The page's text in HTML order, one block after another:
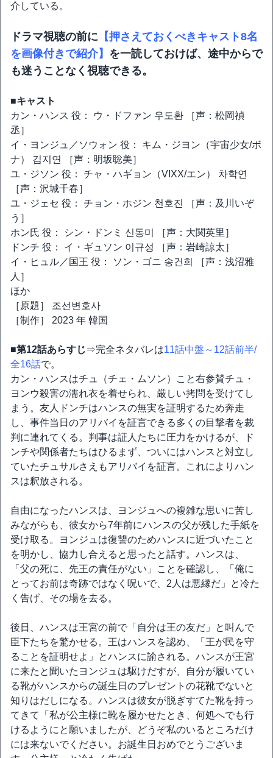
介している。
ドラマ視聴の前に 【押さえておくべきキャスト8名
を画像付きで紹介】 を一読しておけば、途中からで
も迷うことなく視聴できる。
■キャスト
カン・ハンス 役： ウ・ドファン 우도환 ［声：松岡禎
丞］
イ・ヨンジュ／ソウォン 役： キム・ジヨン（宇宙少女/ボ
ナ） 김지연 ［声：明坂聡美］
ユ・ジソン 役： チャ・ハギョン（VIXX/エン） 차학연
［声：沢城千春］
ユ・ジェセ 役： チョン・ホジン 천호진 ［声：及川いぞ
う］
ホン氏 役： シン・ドンミ 신동미 ［声：大関英里］
ドンチ 役： イ・ギュソン 이규성 ［声：岩崎諒太］
イ・ヒュル／国王 役： ソン・ゴニ 송건희 ［声：浅沼雅
人］
ほか
［原題］ 조선변호사
［制作］ 2023 年 韓国
■第12話あらすじ⇒完全ネタバレは11話中盤～12話前半/
全16話で。
カン・ハンスはチュ（チェ・ムソン）こと右参賛チュ・
ヨンウ殺害の濡れ衣を着せられ、厳しい拷問を受けてし
まう。友人ドンチはハンスの無実を証明するため奔走
し、事件当日のアリバイを証言できる多くの目撃者を裁
判に連れてくる。判事は証人たちに圧力をかけるが、ド
ンチや関係者たちはひるまず、ついにはハンスと対立し
ていたチュサルさえもアリバイを証言。これによりハン
スは釈放される。
自由になったハンスは、ヨンジュへの複雑な思いに苦し
みながらも、彼女から7年前にハンスの父が残した手紙を
受け取る。ヨンジュは復讐のためハンスに近づいたこと
を明かし、協力し合えると思ったと話す。ハンスは、
「父の死に、先王の責任がない」ことを確認し、「俺に
とってお前は奇跡ではなく呪いで、2人は悪縁だ」と冷た
く告げ、その場を去る。
後日、ハンスは王宮の前で「自分は王の友だ」と叫んで
臣下たちを驚かせる。王はハンスを認め、「王が民を守
ることを証明せよ」とハンスに諭される。ハンスが王宮
に来たと聞いたヨンジュは駆けだすが、自分が履いてい
る靴がハンスからの誕生日のプレゼントの花靴でないと
知りはだしになる。ハンスは彼女が脱ぎすてた靴を持っ
てきて「私が公主様に靴を履かせたとき、何処へでも行
けるようにと願いましたが、どうぞ私のいるところだけ
には来ないでください。お誕生日おめでとうございま